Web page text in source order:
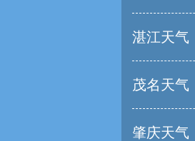
湛江天气
茂名天气
肇庆天气